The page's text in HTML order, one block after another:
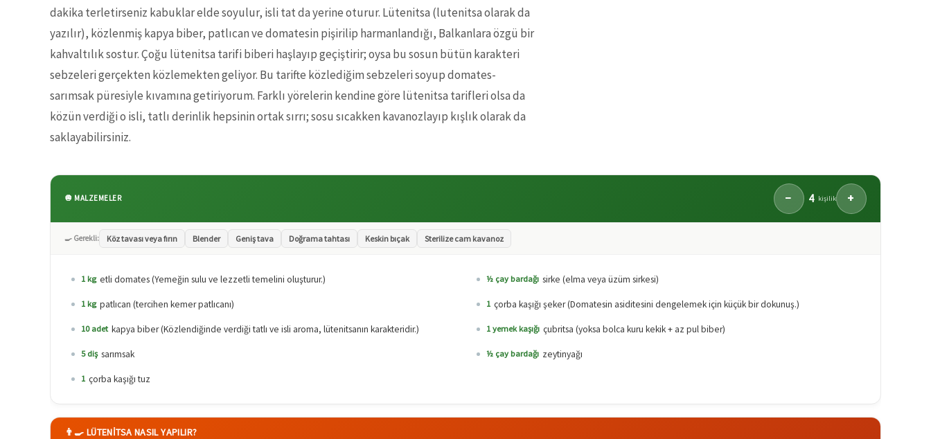
dakika terletirseniz kabuklar elde soyulur, isli tat da yerine oturur. Lütenitsa (lutenitsa olarak da
yazılır), közlenmiş kapya biber, patlıcan ve domatesin pişirilip harmanlandığı, Balkanlara özgü bir
kahvaltılık sostur. Çoğu lütenitsa tarifi biberi haşlayıp geçiştirir; oysa bu sosun bütün karakteri
sebzeleri gerçekten közlemekten geliyor. Bu tarifte közlediğim sebzeleri soyup domates-
sarımsak püresiyle kıvamına getiriyorum. Farklı yörelerin kendine göre lütenitsa tarifleri olsa da
közün verdiği o isli, tatlı derinlik hepsinin ortak sırrı; sosu sıcakken kavanozlayıp kışlık olarak da
saklayabilirsiniz.
🧅 MALZEMELER − 4 kişilik +
🍳 Gerekli: Köz tavası veya fırın Blender Geniş tava Doğrama tahtası Keskin bıçak Sterilize cam kavanoz
1 kg etli domates (Yemeğin sulu ve lezzetli temelini oluşturur.)
1 kg patlıcan (tercihen kemer patlıcanı)
10 adet kapya biber (Közlendiğinde verdiği tatlı ve isli aroma, lütenitsanın karakteridir.)
5 diş sarımsak
1 çorba kaşığı tuz
½ çay bardağı sirke (elma veya üzüm sirkesi)
1 çorba kaşığı şeker (Domatesin asiditesini dengelemek için küçük bir dokunuş.)
1 yemek kaşığı çubritsa (yoksa bolca kuru kekik + az pul biber)
½ çay bardağı zeytinyağı
👨‍🍳 LÜTENITSA NASIL YAPILIR?